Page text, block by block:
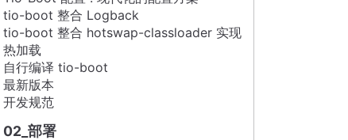
tio-boot 整合 Logback
tio-boot 整合 hotswap-classloader 实现
热加载
自行编译 tio-boot
最新版本
开发规范
02_部署